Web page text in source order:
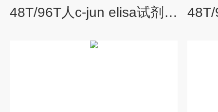
48T/96T人c-jun elisa试剂盒 规格